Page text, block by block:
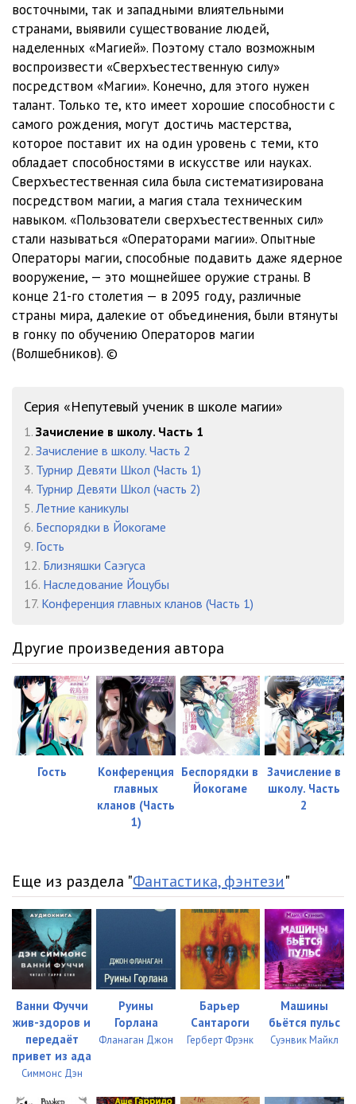
22 Непутевый ученик v01 - Глава 03 09
23 Непутевый ученик v01 - Глава 03 10 09:14
24 Непутевый ученик v01 - Глава 03 11 09:27
25 Непутевый ученик v01 - Глава 04 01
26 Непутевый ученик v01 - Глава 04 02 09:53
27 Непутевый ученик v01 - Глава 05 01 13:51
28 Непутевый ученик v01 - Глава 05 02 12:57
29 Непутевый ученик v01 - Глава 05 03 11:18
30 Непутевый ученик v01 - Глава 05 04 17:17
31 Непутевый ученик v01 - Глава 05 05 06:56
32 Непутевый ученик v01 - Послесловие автора
восточными, так и западными влиятельными
странами, выявили существование людей,
наделенных «Магией». Поэтому стало возможным
воспроизвести «Сверхъестественную силу»
посредством «Магии». Конечно, для этого нужен
талант. Только те, кто имеет хорошие способности с
самого рождения, могут достичь мастерства,
которое поставит их на один уровень с теми, кто
обладает способностями в искусстве или науках.
Сверхъестественная сила была систематизирована
посредством магии, а магия стала техническим
навыком. «Пользователи сверхъестественных сил»
стали называться «Операторами магии». Опытные
Операторы магии, способные подавить даже ядерное
вооружение, — это мощнейшее оружие страны. В
конце 21-го столетия — в 2095 году, различные
страны мира, далекие от объединения, были втянуты
в гонку по обучению Операторов магии
(Волшебников). ©
Серия «Непутевый ученик в школе магии»
1. Зачисление в школу. Часть 1
2. Зачисление в школу. Часть 2
3. Турнир Девяти Школ (Часть 1)
4. Турнир Девяти Школ (часть 2)
5. Летние каникулы
6. Беспорядки в Йокогаме
9. Гость
12. Близняшки Саэгуса
16. Наследование Йоцубы
17. Конференция главных кланов (Часть 1)
Другие произведения автора
Гость
Конференция
главных
кланов (Часть
1)
Беспорядки в
Йокогаме
Зачисление в
школу. Часть
2
Еще из раздела "Фантастика, фэнтези"
Ванни Фуччи
жив-здоров и
передаёт
привет из ада
Симмонс Дэн
Руины
Горлана
Фланаган Джон
Барьер
Сантароги
Герберт Фрэнк
Машины
бьётся пульс
Суэнвик Майкл